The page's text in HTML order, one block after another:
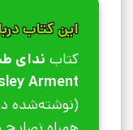
این کتاب
کتاب
Arment